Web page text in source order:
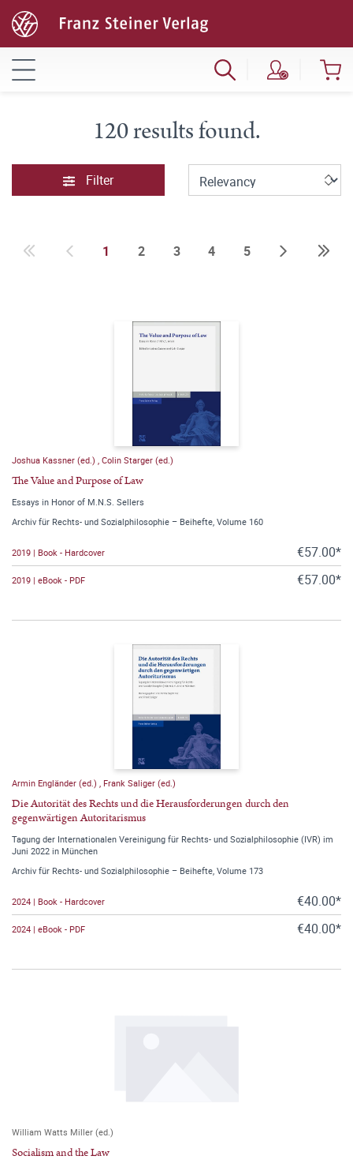
120 results found.
Filter
1 2 3 4 5
Joshua Kassner (ed.) , Colin Starger (ed.)
The Value and Purpose of Law
Essays in Honor of M.N.S. Sellers
Archiv für Rechts- und Sozialphilosophie – Beihefte, Volume 160
2019 | Book - Hardcover €57.00*
2019 | eBook - PDF €57.00*
Armin Engländer (ed.) , Frank Saliger (ed.)
Die Autorität des Rechts und die Herausforderungen durch den
gegenwärtigen Autoritarismus
Tagung der Internationalen Vereinigung für Rechts- und Sozialphilosophie (IVR) im
Juni 2022 in München
Archiv für Rechts- und Sozialphilosophie – Beihefte, Volume 173
2024 | Book - Hardcover €40.00*
2024 | eBook - PDF €40.00*
William Watts Miller (ed.)
Socialism and the Law